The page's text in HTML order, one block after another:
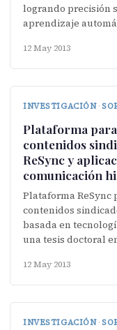
logrando precisión
aprendizaje
12 May 2013
INVESTIGACIÓN ·
Plataforma
contenidos
ReSync y
comunicación
Plataforma ReSync
contenidos
basada en
una tesis doctoral
12 May 2013
INVESTIGACIÓN ·